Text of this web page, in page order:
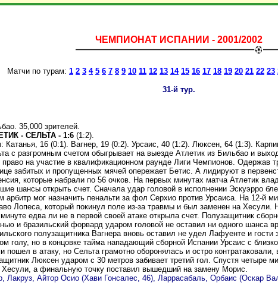
ЧЕМПИОНАТ ИСПАНИИ - 2001/2002
Матчи по турам: 1 2 3 4 5 6 7 8 9 10 11 12 13 14 15 16 17 18 19 20 21 22 23
31-й тур.
35,000 зрителей.
- СЕЛЬТА - 1:6 (1:2).
Катанья, 16 (0:1). Вагнер, 19 (0:2). Урсаис, 40 (1:2). Люксен, 64 (1:3).
с разгромным счетом обыгрывает на выезде Атлетик из Бильбао и
право на участие в квалификационном раунде Лиги Чемпионов. Одержав
забитых и пропущенных мячей опережает Бетис. А лидируют в
которые набрали по 56 очков. На первых минутах матча Атлетик
шансы открыть счет. Сначала удар головой в исполнении Эскуэрро
арбитр мог назначить пенальти за фол Серхио против Урсаиса. На 12-й
Лопеса, который покинул поле из-за травмы и был заменен на
едва ли не в первой своей атаке открыла счет. Полузащитник
и бразильский форвард ударом головой не оставил ни одного шанса
полузащитника Вагнера вновь оставил не удел Лафуенте и
голу, но в концовке тайма нападающий сборной Испании Урсаис с
в атаку, но Сельта грамотно оборонялась и остро
Люксен ударом с 30 метров забивает третий гол. Спустя четыре
Хесули, а финальную точку поставил вышедший на замену Морис.
Лакруз, Айтор Осио (Хави Гонсалес, 46), Ларрасабаль, Орбаис (Оскар